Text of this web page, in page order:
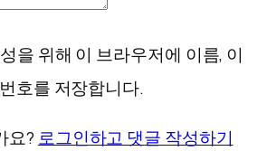
을 위해 이 브라우저에 이름, 이
호를 저장합니다.
요? 로그인하고 댓글 작성하기